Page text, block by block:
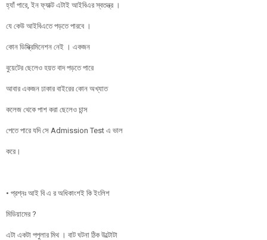
হ্যাঁ পারে, ইন ফ্যাক্ট এটাই আইবিএর স্বতন্ত্র ।
যে কেউ আইবিএতে পড়তে পারবে ।
কোন ডিস্ক্রিমিনেশন নেই । একজন
বুয়েটের ছেলেও হয়ত বাদ পড়তে পারে
আবার একজন ঢাকার বাইরের কোন অখ্যাত
কলেজ থেকে পাশ করা ছেলেও চান্স
পেতে পারে যদি সে Admission Test এ ভাল
করে।
• প্রশ্নঃ আই বি এ র অধিকাংশই কি ইংলিশ
মিডিয়ামের ?
এটা একটা পপুলার মিথ । বাট ঘটনা ঠিক উল্টোটা